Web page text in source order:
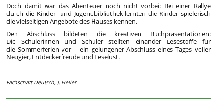
Doch damit war das Abenteuer noch nicht vorbei: Bei einer Rallye
durch die Kinder- und Jugendbibliothek lernten die Kinder spielerisch
die vielseitigen Angebote des Hauses kennen.
Den Abschluss bildeten die kreativen Buchpräsentationen:
Die Schülerinnen und Schüler stellten einander Lesestoffe für
die Sommerferien vor – ein gelungener Abschluss eines Tages voller
Neugier, Entdeckerfreude und Leselust.
Fachschaft Deutsch, J. Heller